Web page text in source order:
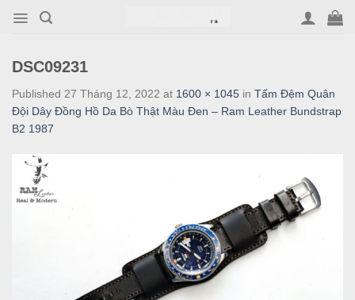
DSC09231
Published 27 Tháng 12, 2022 at 1600 × 1045 in Tấm Đệm Quân
Đội Dây Đồng Hồ Da Bò Thật Màu Đen – Ram Leather Bundstrap
B2 1987